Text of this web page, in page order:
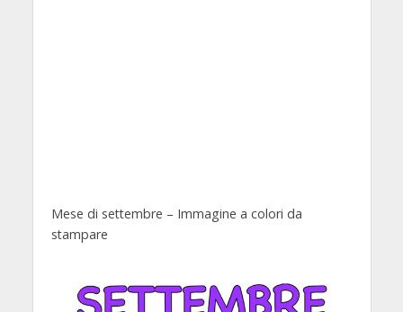
Mese di settembre – Immagine a colori da
stampare